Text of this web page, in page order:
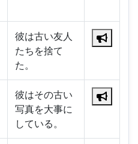
彼は古い友人
たちを捨て
た。
彼はその古い
写真を大事に
している。